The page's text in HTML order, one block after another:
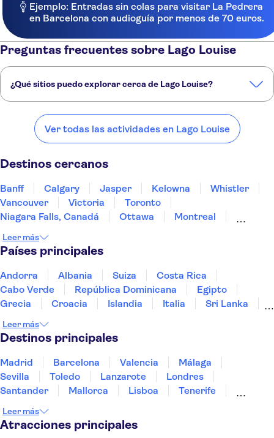
Ejemplo: Entradas sin colas para visitar La Pedrera
en Barcelona con audioguía por menos de 70 euros.
Preguntas frecuentes sobre Lago Louise
¿Qué sitios puedo explorar cerca de Lago Louise?
Lago Louise:
Calgary
Ver todas las actividades en Lago Louise
Destinos cercanos
Banff Calgary Jasper Kelowna
Whistler
Vancouver
Victoria
Toronto
Niagara Falls, Canadá
Ottawa
Montreal
Isla del Príncipe Eduardo
Leer más
Países principales
Andorra Albania Suiza
Costa Rica
Cabo Verde
República Dominicana
Egipto
Grecia
Croacia Islandia Italia
Sri Lanka
Portugal
Tailandia
Leer más
Destinos principales
Madrid Barcelona Valencia
Málaga
Sevilla
Toledo Lanzarote
Londres
Santander
Mallorca Lisboa
Tenerife
Bilbao
Menorca Granada
Leer más
Atracciones principales